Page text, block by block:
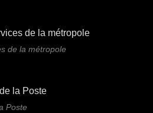
de la métropole
Poste